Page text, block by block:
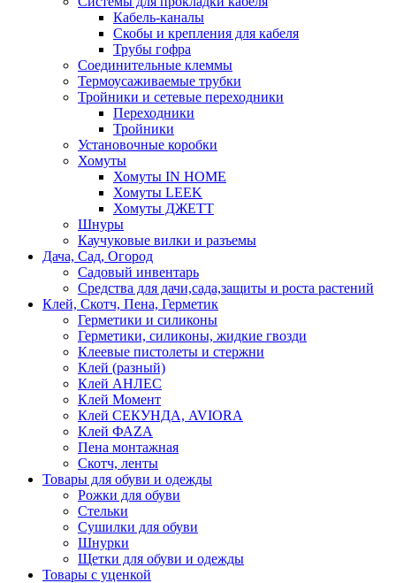
Кабель-каналы
Скобы и крепления для кабеля
Трубы гофра
Соединительные клеммы
Термоусаживаемые трубки
Тройники и сетевые переходники
Переходники
Тройники
Установочные коробки
Хомуты
Хомуты IN HOME
Хомуты LEEK
Хомуты ДЖЕТТ
Шнуры
Каучуковые вилки и разъемы
Дача, Сад, Огород
Садовый инвентарь
Средства для дачи,сада,защиты и роста растений
Клей, Скотч, Пена, Герметик
Герметики и силиконы
Герметики, силиконы, жидкие гвозди
Клеевые пистолеты и стержни
Клей (разный)
Клей АНЛЕС
Клей Момент
Клей СЕКУНДА, AVIORA
Клей ФАZА
Пена монтажная
Скотч, ленты
Товары для обуви и одежды
Рожки для обуви
Стельки
Сушилки для обуви
Шнурки
Щетки для обуви и одежды
Товары с уценкой